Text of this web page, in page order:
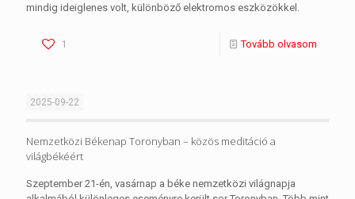
mindig ideiglenes volt, különböző elektromos eszközökkel.
1 Tovább olvasom
2025-09-22
Nemzetközi Békenap Toronyban – közös meditáció a
világbékéért
Szeptember 21-én, vasárnap a béke nemzetközi világnapja